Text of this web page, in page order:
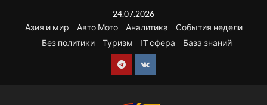
содержимому
24.07.2026
Азия и мир
Авто Мото Аналитика
События недели
Без политики
Туризм IT сфера База знаний
Telegram
VK